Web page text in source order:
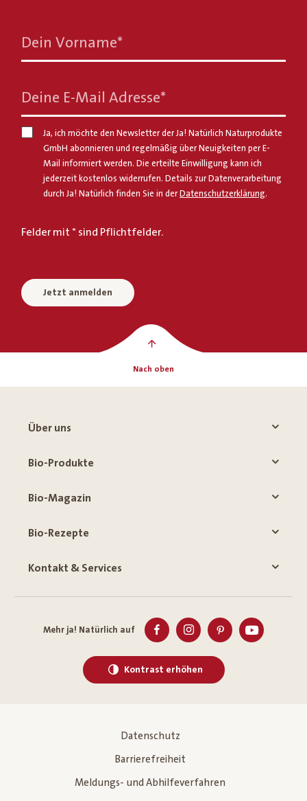
Dein Vorname*
Deine E-Mail Adresse*
Ja, ich möchte den Newsletter der Ja! Natürlich Naturprodukte
GmbH abonnieren und regelmäßig über Neuigkeiten per E-
Mail informiert werden. Die erteilte Einwilligung kann ich
jederzeit kostenlos widerrufen. Details zur Datenverarbeitung
durch Ja! Natürlich finden Sie in der Datenschutzerklärung.
Felder mit * sind Pflichtfelder.
Jetzt anmelden
Nach oben
Über uns
Bio-Produkte
Bio-Magazin
Bio-Rezepte
Kontakt & Services
Mehr ja! Natürlich auf
Kontrast erhöhen
Datenschutz
Barrierefreiheit
Meldungs- und Abhilfeverfahren